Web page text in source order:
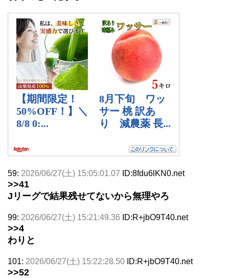
59: 2026/06/27(土) 15:05:01.07 ID:8fdu6lKN0.net
>>41
Jリーグで結果残せてないから無理やろ
99: 2026/06/27(土) 15:21:49.36 ID:R+jbO9T40.net
>>4
わりと
101: 2026/06/27(土) 15:22:28.50 ID:R+jbO9T40.net
>>52